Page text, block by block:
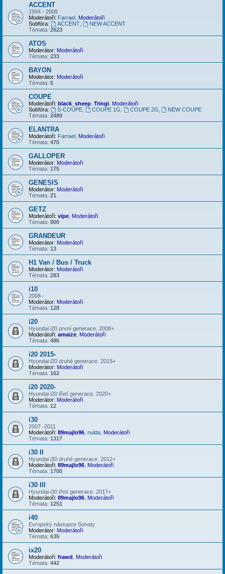
ACCENT
1994 - 2008
Moderátoři: Farrael Moderátoři
Subfóra:
ACCENT,
NEW ACCENT
Témata: 2623
ATOS
Moderátor: Moderátoři
Témata: 233
BAYON
Moderátor: Moderátoři
Témata: 5
COUPE
Moderátoři: black_sheep Tringi Moderátoři
Subfóra:
S-COUPE, COUPE 1G COUPE 2G
NEW COUPE
Témata: 2480
ELANTRA
Moderátoři: Farrael Moderátoři
Témata: 470
GALLOPER
Moderátor: Moderátoři
Témata: 175
GENESIS
Moderátor: Moderátoři
Témata: 21
GETZ
Moderátoři: vipe Moderátoři
Témata: 800
GRANDEUR
Moderátor: Moderátoři
Témata: 13
H1 Van / Bus / Truck
Moderátor: Moderátoři
Témata: 283
i10
2008 -
Moderátor: Moderátoři
Témata: 128
i20
Hyundai i20 první generace. 2008+
Moderátoři: amaize Moderátoři
Témata: 486
i20 2015-
Hyundai i20 druhé generace. 2015+
Moderátor: Moderátoři
Témata: 162
i20 2020-
Hyundai i20 třetí generace. 2020+
Moderátor: Moderátoři
Témata: 12
i30
2007 -2011
Moderátoři: 89majlo96 nulda Moderátoři
Témata: 1317
i30 II
Hyundai i30 druhé generace. 2012+
Moderátoři: 89majlo96 Moderátoři
Témata: 1700
i30 III
Hyundai i30 třetí generace. 2017+
Moderátoři: 89majlo96 Moderátoři
Témata: 1251
i40
Evropský nástupce Sonaty
Moderátor: Moderátoři
Témata: 635
ix20
Moderátoři: frawd
Moderátoři
Témata: 442